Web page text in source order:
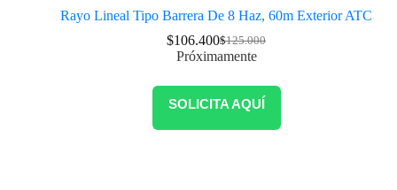
Rayo Lineal Tipo Barrera De 8 Haz, 60m Exterior ATC
$125.000
$106.400
Próximamente
SOLICITA AQUÍ